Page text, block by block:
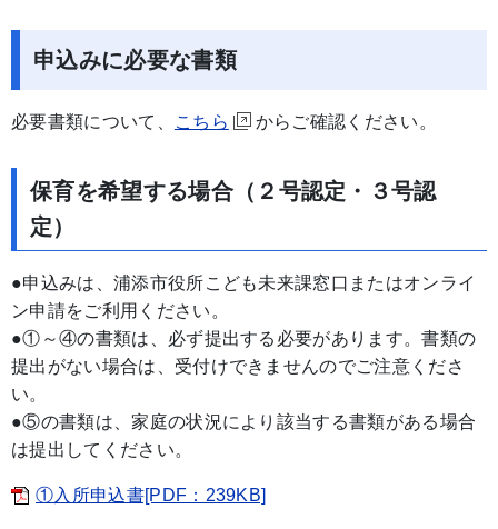
申込みに必要な書類
必要書類について、 こちら からご確認ください。
保育を希望する場合（２号認定・３号認
定）
●申込みは、浦添市役所こども未来課窓口またはオンライ
ン申請をご利用ください。
●①～④の書類は、必ず提出する必要があります。書類の
提出がない場合は、受付けできませんのでご注意くださ
い。
●⑤の書類は、家庭の状況により該当する書類がある場合
は提出してください。
①入所申込書[PDF：239KB]